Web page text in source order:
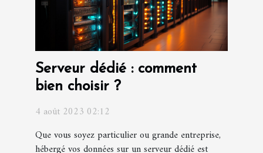
Serveur dédié : comment
bien choisir ?
4 août 2023 02:12
Que vous soyez particulier ou grande entreprise,
hébergé vos données sur un serveur dédié est